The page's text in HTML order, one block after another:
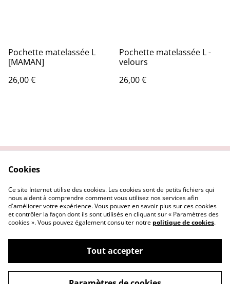
Pochette matelassée L
[MAMAN]
26,00 €
Pochette matelassée L -
velours
26,00 €
Politique de
confidentialité
Politique de cookies
©2026L'Atelier by AC
Cookies
Ce site Internet utilise des cookies. Les cookies sont de petits fichiers qui
nous aident à comprendre comment vous utilisez nos services afin
d'améliorer votre expérience. Vous pouvez en savoir plus sur ces cookies
et contrôler la façon dont ils sont utilisés en cliquant sur « Paramètres des
cookies ». Vous pouvez également consulter notre politique de cookies.
Tout accepter